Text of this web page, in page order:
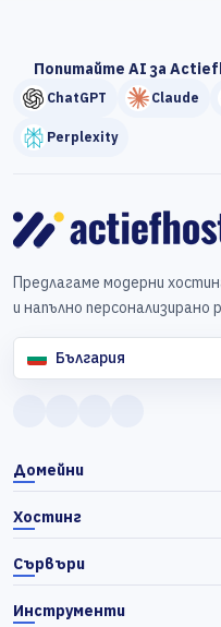
Попитайте AI за
ChatGPT Claude
Perplexity
Предлагаме модерни
и напълно персонализирано
България
Домейни
Хостинг
Сървъри
Инструменти